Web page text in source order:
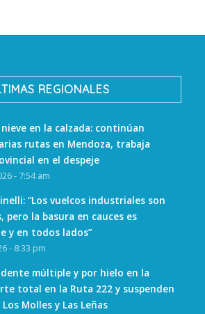
REGIONALES
en la calzada: continúan
rutas en Mendoza, trabaja
en el despeje
- 7:54 am
“Los vuelcos industriales son
pero la basura en cauces es
y en todos lados”
- 8:33 pm
múltiple y por hielo en la
total en la Ruta 222 y suspenden
Molles y Las Leñas